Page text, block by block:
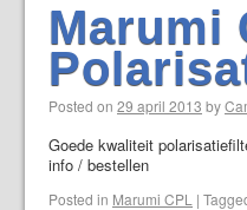
Marumi
Posted on 29 april 2013 by
Goede kwaliteit
info / bestellen
Posted in Marumi CPL |